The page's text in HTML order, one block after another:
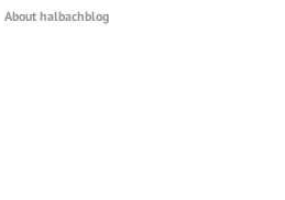
About halbachblog